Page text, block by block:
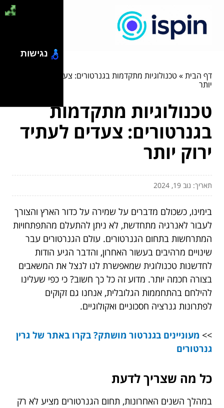
דף הבית» טכנולוגיות מתקדמות בגנרטורים: צעדים לעתיד ירוק
יותר
טכנולוגיות מתקדמות
בגנרטורים: צעדים לעתיד
ירוק יותר
תאריך: נוב 19, 2024
בימינו, כשכולם מדברים על שמירה על כדור הארץ והצורך
לעבור לאנרגיה מתחדשת, לא ניתן להתעלם מהתפתחויות
המתרחשות בתחום הגנרטורים. עולם הגנרטורים עבר
שינויים מרהיבים בעשור האחרון, והדבר הגיע הודות
לחדשנות טכנולוגית שמאפשרת לנו לנצל את המשאבים
בצורה חכמה יותר. מדוע זה כל כך חשוב? כי כפי שעלינו
להילחם בהתחממות הגלובלית, אנחנו גם זקוקים
לפתרונות גנרציה חסכוניים ואקולוגיים.
>> מעוניינים בגנרטור מושתק? בקרו באתר של גרין
גנרטורים
כל מה שצריך לדעת
במהלך השנים האחרונות, תחום הגנרטורים מציע לא רק
נגישות